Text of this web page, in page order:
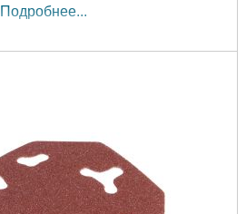
Подробнее...